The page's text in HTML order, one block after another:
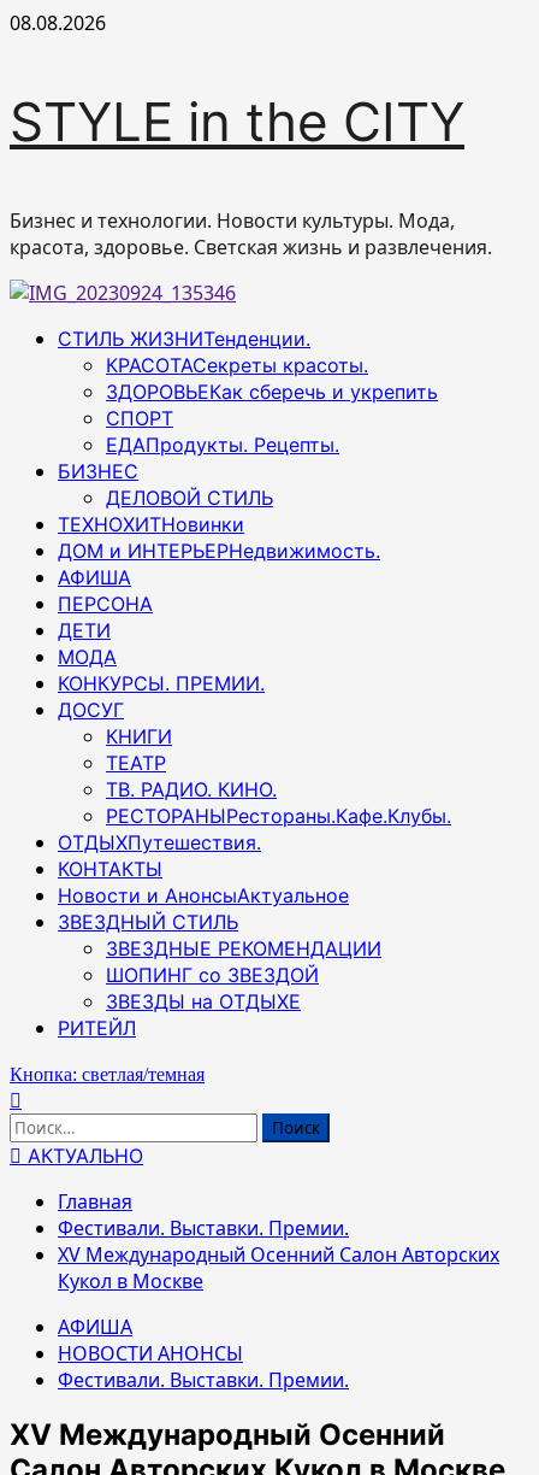
Перейти
08.08.2026
STYLE in the CITY
Бизнес и технологии. Новости культуры. Мода,
красота, здоровье. Светская жизнь и развлечения.
Основное
СТИЛЬ ЖИЗНИТенденции.
КРАСОТАСекреты красоты.
ЗДОРОВЬЕКак сберечь и укрепить
СПОРТ
ЕДАПродукты. Рецепты.
БИЗНЕС
ДЕЛОВОЙ СТИЛЬ
ТЕХНОХИТНовинки
ДОМ и ИНТЕРЬЕРНедвижимость.
АФИША
ПЕРСОНА
ДЕТИ
МОДА
КОНКУРСЫ. ПРЕМИИ.
ДОСУГ
КНИГИ
ТЕАТР
ТВ. РАДИО. КИНО.
РЕСТОРАНЫРестораны.Кафе.Клубы.
ОТДЫХПутешествия.
КОНТАКТЫ
Новости и АнонсыАктуальное
ЗВЕЗДНЫЙ СТИЛЬ
ЗВЕЗДНЫЕ РЕКОМЕНДАЦИИ
ШОПИНГ со ЗВЕЗДОЙ
ЗВЕЗДЫ на ОТДЫХЕ
РИТЕЙЛ
Кнопка: светлая/темная
Найти:
АКТУАЛЬНО
Главная
Фестивали. Выставки. Премии.
XV Международный Осенний Салон Авторских
Кукол в Москве
АФИША
НОВОСТИ АНОНСЫ
Фестивали. Выставки. Премии.
XV Международный Осенний